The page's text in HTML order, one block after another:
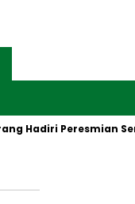
Hadiri Peresmian